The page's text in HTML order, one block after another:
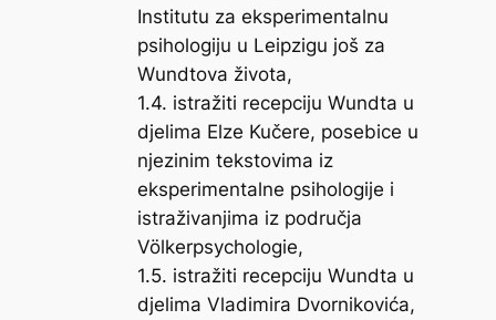
Institutu za eksperimentalnu
psihologiju u Leipzigu još za
Wundtova života,
1.4. istražiti recepciju Wundta u
djelima Elze Kučere, posebice u
njezinim tekstovima iz
eksperimentalne psihologije i
istraživanjima iz područja
Völkerpsychologie,
1.5. istražiti recepciju Wundta u
djelima Vladimira Dvornikovića,